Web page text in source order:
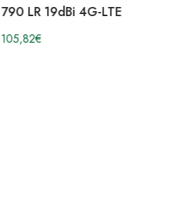
790 LR 19dBi 4G-LTE
105,82€